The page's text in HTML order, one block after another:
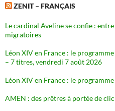
ZENIT – FRANÇAIS
Le cardinal Aveline se confie :
migratoires
Léon XIV en France : le
– 7 titres, vendredi 7 août 2026
Léon XIV en France : le
AMEN : des prêtres à portée de clic